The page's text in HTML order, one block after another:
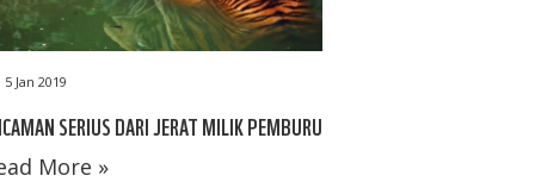
5 Jan 2019
SERIUS DARI JERAT MILIK PEMBURU
More »